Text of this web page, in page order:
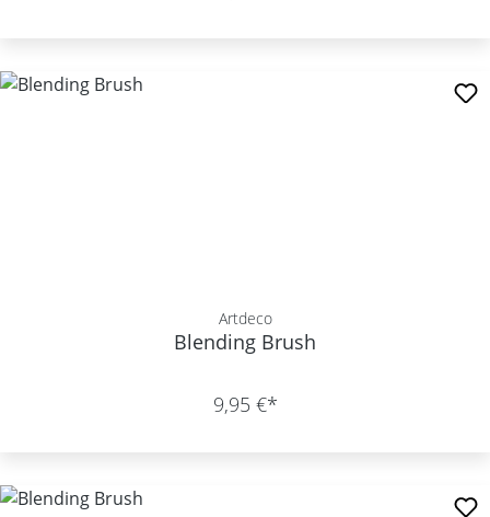
Artdeco
Blending Brush
9,95 €*